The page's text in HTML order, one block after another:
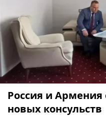
Россия и
новых консульств